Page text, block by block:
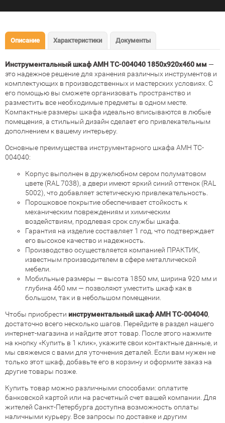
Описание Характеристики Документы
Инструментальный шкаф AMH TC-004040 1850x920x460 мм —
это надежное решение для хранения различных инструментов и
комплектующих в производственных и мастерских условиях. С
его помощью вы сможете организовать пространство и
разместить все необходимые предметы в одном месте.
Компактные размеры шкафа идеально вписываются в любые
помещения, а стильный дизайн сделает его привлекательным
дополнением к вашему интерьеру.
Основные преимущества инструментарного шкафа AMH TC-
004040:
Корпус выполнен в дружелюбном сером полуматовом
цвете (RAL 7038), а двери имеют яркий синий оттенок (RAL
5002), что добавляет эстетическую привлекательность.
Порошковое покрытие обеспечивает стойкость к
механическим повреждениям и химическим
воздействиям, продлевая срок службы шкафа.
Гарантия на изделие составляет 1 год, что подтверждает
его высокое качество и надежность.
Производство осуществляется компанией ПРАКТИК,
известным производителем в сфере металлической
мебели.
Мобильные размеры — высота 1850 мм, ширина 920 мм и
глубина 460 мм — позволяют уместить шкаф как в
большом, так и в небольшом помещении.
Чтобы приобрести инструментальный шкаф AMH TC-004040,
достаточно всего несколько шагов. Перейдите в раздел нашего
интернет-магазина и найдите этот товар. После этого нажмите
на кнопку «Купить в 1 клик», укажите свои контактные данные, и
мы свяжемся с вами для уточнения деталей. Если вам нужен не
только этот шкаф, добавьте его в корзину и оформите заказ на
другие товары позже.
Купить товар можно различными способами: оплатите
банковской картой или на расчетный счет вашей компании. Для
жителей Санкт-Петербурга доступна возможность оплаты
наличными курьеру. Все запросы по доставке и другим